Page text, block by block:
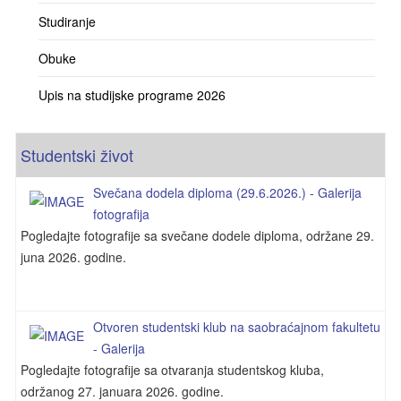
Studiranje
Obuke
Upis na studijske programe 2026
Studentski život
Svečana dodela diploma (29.6.2026.) - Galerija
fotografija
Pogledajte fotografije sa svečane dodele diploma, održane 29.
juna 2026. godine.
Otvoren studentski klub na saobraćajnom fakultetu
- Galerija
Pogledajte fotografije sa otvaranja studentskog kluba,
održanog 27. januara 2026. godine.